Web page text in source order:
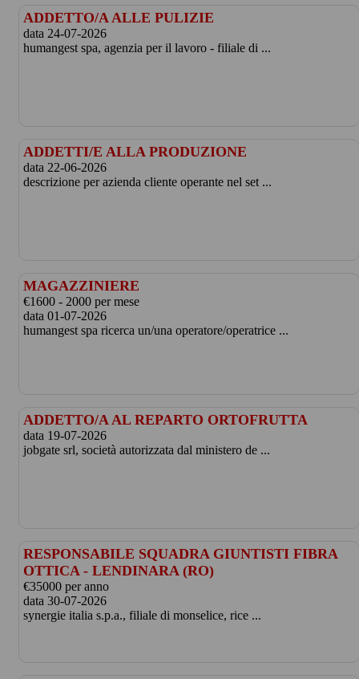
ADDETTO/A ALLE PULIZIE
data 24-07-2026
humangest spa, agenzia per il lavoro - filiale di ...
ADDETTI/E ALLA PRODUZIONE
data 22-06-2026
descrizione per azienda cliente operante nel set ...
MAGAZZINIERE
€1600 - 2000 per mese
data 01-07-2026
humangest spa ricerca un/una operatore/operatrice ...
ADDETTO/A AL REPARTO ORTOFRUTTA
data 19-07-2026
jobgate srl, società autorizzata dal ministero de ...
RESPONSABILE SQUADRA GIUNTISTI FIBRA
OTTICA - LENDINARA (RO)
€35000 per anno
data 30-07-2026
synergie italia s.p.a., filiale di monselice, rice ...